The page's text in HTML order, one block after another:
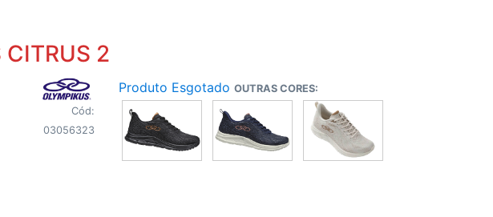
CITRUS 2
Cód:
03056323
Produto Esgotado OUTRAS CORES: